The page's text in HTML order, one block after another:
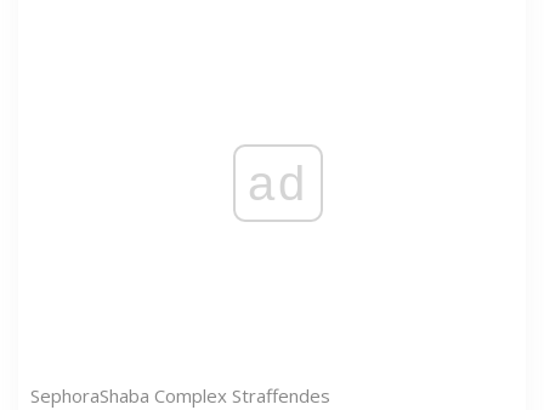
ad
SephoraShaba Complex Straffendes